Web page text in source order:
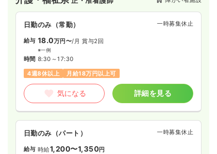
自立できるようにサポートしています。
日勤のみ（常勤） 一時募集休止
給与 18.0万円〜/月 賞与2回
※一例
時間 8:30～17:30
4週8休以上
月給18万円以上可
気になる 詳細を見る
日勤のみ（パート） 一時募集休止
給与 時給1,200〜1,350円